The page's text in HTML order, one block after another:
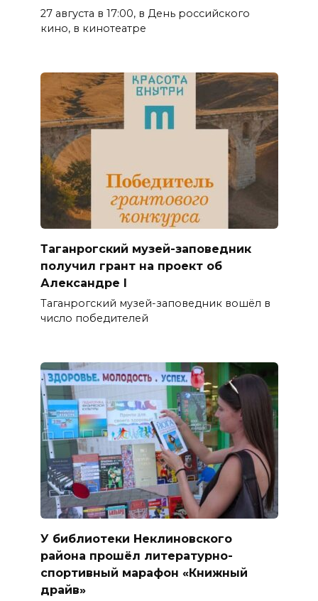
27 августа в 17:00, в День российского
кино, в кинотеатре
Таганрогский музей-заповедник
получил грант на проект об
Александре I
Таганрогский музей-заповедник вошёл в
число победителей
У библиотеки Неклиновского
района прошёл литературно-
спортивный марафон «Книжный
драйв»